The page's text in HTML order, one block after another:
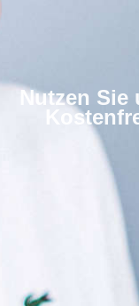
Nutzen Sie